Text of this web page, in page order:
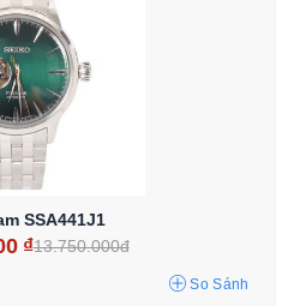
SSA441J1
₫13.750.000đ
So Sánh